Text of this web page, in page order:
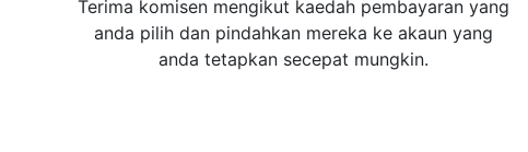
Terima komisen mengikut kaedah pembayaran yang
anda pilih dan pindahkan mereka ke akaun yang
anda tetapkan secepat mungkin.